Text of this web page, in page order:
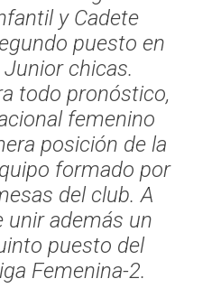
y Cadete
puesto en
chicas.
todo pronóstico,
femenino
posición de la
formado por
del club. A
unir además un
puesto del
Femenina-2.